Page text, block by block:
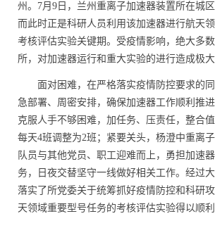
州。 7月 9 日，兰州重离子加速器装置所在城
而此时正是科研人员利用该加速器进行航天
考核评估实验关键期。受疫情影响，绝大多
所，对加速器运行和重大实验的进行造成极大
面对困难，在严格落实疫情防控要求的
急部署、周密安排，确保加速器工作顺利推
克服人手不够困难，加任务、压责任，整合
每天4班调整为2班；紧要关头，杨澄中重离
队员与其他党员、职工迎难而上，勇担加速
务，日夜交替坚守一线做好相关工作。经过
落实了所党委关于统筹抓好疫情防控和科研
天领域重要型号任务的考核评估实验得以顺利